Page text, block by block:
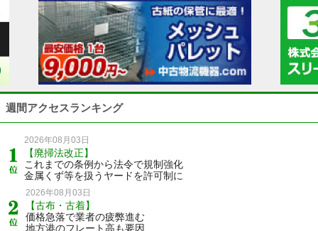
週間アクセスランキング
2026年08月03日
【廃掃法改正】
これまでの条例から法令で規制強化
金属くず等を扱うヤードを許可制に
2026年08月03日
【古布・古着】
価格急落で業者の疲弊進む
地方港のフレート高も要因